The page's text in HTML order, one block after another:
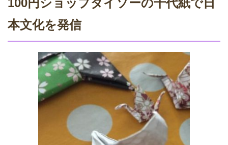
100円ショップダイソーの千代紙で日
本文化を発信